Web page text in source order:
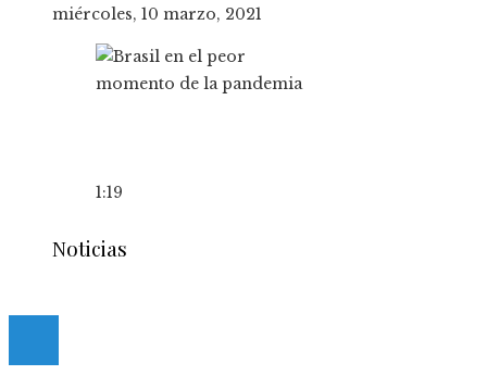
miércoles, 10 marzo, 2021
1:19
Noticias